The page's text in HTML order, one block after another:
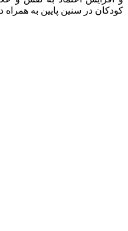
کودکان در سنین پایین به همراه